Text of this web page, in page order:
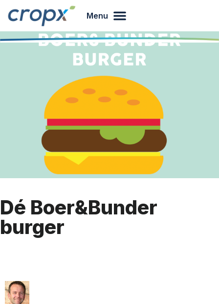
Menu
Dé Boer&Bunder
burger